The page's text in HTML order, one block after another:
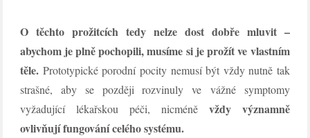
O těchto prožitcích tedy nelze dost dobře mluvit –
abychom je plně pochopili, musíme si je prožít ve vlastním
těle. Prototypické porodní pocity nemusí být vždy nutně tak
strašné, aby se později rozvinuly ve vážné symptomy
vyžadující lékařskou péči, nicméně vždy významně
ovlivňují fungování celého systému.